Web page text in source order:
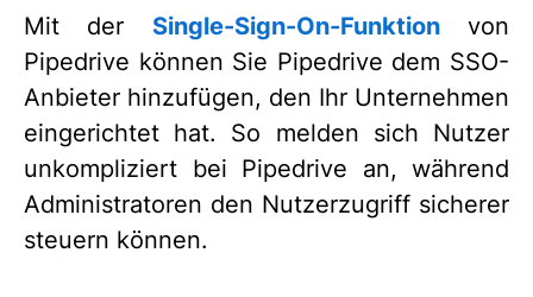
Mit der Single-Sign-On-Funktionvon
Pipedrive können Sie Pipedrive dem SSO-
Anbieter hinzufügen, den Ihr Unternehmen
eingerichtet hat. So melden sich Nutzer
unkompliziert bei Pipedrive an, während
Administratoren den Nutzerzugriff sicherer
steuern können.